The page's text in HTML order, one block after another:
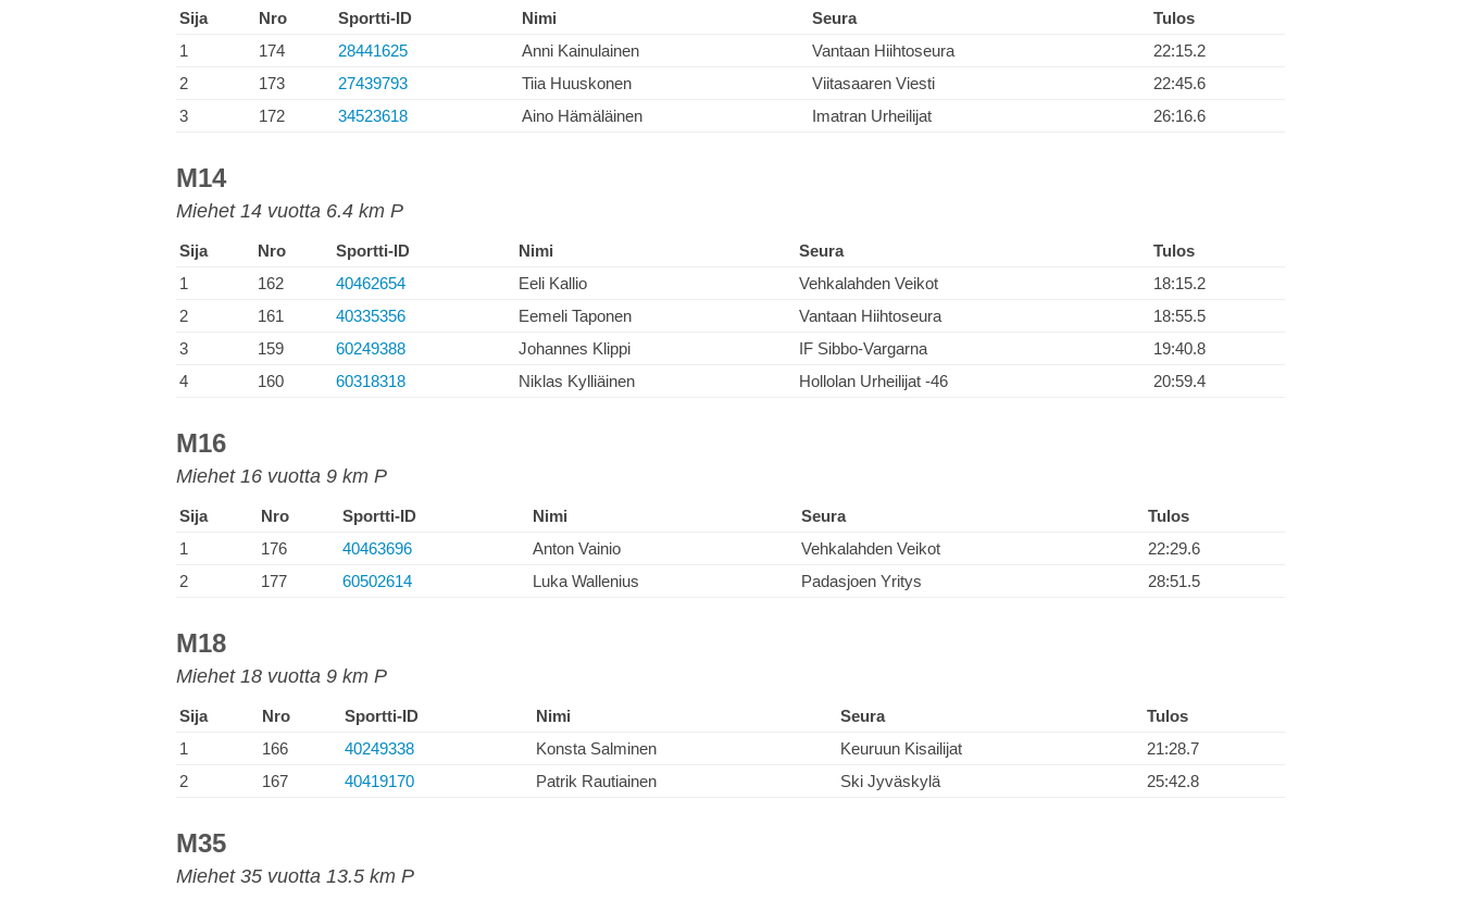
Sija Nro Sportti-ID Nimi Seura
Tulos
1
174 28441625 Anni Kainulainen Vantaan Hiihtoseura
22:15.2
2
173 27439793 Tiia Huuskonen Viitasaaren Viesti
22:45.6
3
172 34523618 Aino Hämäläinen Imatran Urheilijat 26:16.6
M14
Miehet 14 vuotta 6.4 km P
Sija Nro Sportti-ID Nimi Seura
Tulos
1
162 40462654 Eeli Kallio Vehkalahden Veikot
18:15.2
2
161 40335356 Eemeli Taponen Vantaan Hiihtoseura
18:55.5
3
159 60249388 Johannes Klippi IF Sibbo-Vargarna
19:40.8
4
160 60318318 Niklas Kylliäinen Hollolan Urheilijat -46 20:59.4
M16
Miehet 16 vuotta 9 km P
Sija Nro Sportti-ID Nimi Seura
Tulos
1
176 40463696 Anton Vainio Vehkalahden Veikot
22:29.6
2
177 60502614 Luka Wallenius Padasjoen Yritys 28:51.5
M18
Miehet 18 vuotta 9 km P
Sija Nro Sportti-ID Nimi Seura
Tulos
1
166 40249338 Konsta Salminen Keuruun Kisailijat
21:28.7
2
167 40419170 Patrik Rautiainen Ski Jyväskylä 25:42.8
M35
Miehet 35 vuotta 13.5 km P